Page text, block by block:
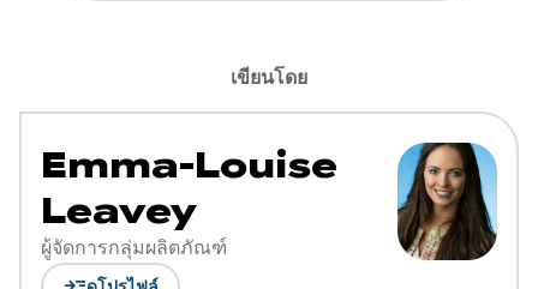
เขียนโดย
Emma-Louise
Leavey
ผู้จัดการกลุ่มผลิตภัณฑ์